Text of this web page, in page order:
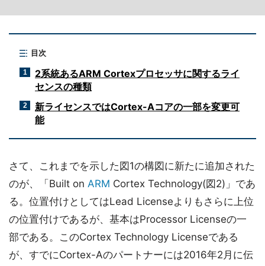
目次
1
2系統あるARM Cortexプロセッサに関するライ
センスの種類
2
新ライセンスではCortex-Aコアの一部を変更可
能
さて、これまでを示した図1の構図に新たに追加された
のが、「Built on ARM Cortex Technology(図2)」であ
る。位置付けとしてはLead Licenseよりもさらに上位
の位置付けであるが、基本はProcessor Licenseの一
部である。このCortex Technology Licenseである
が、すでにCortex-Aのパートナーには2016年2月に伝